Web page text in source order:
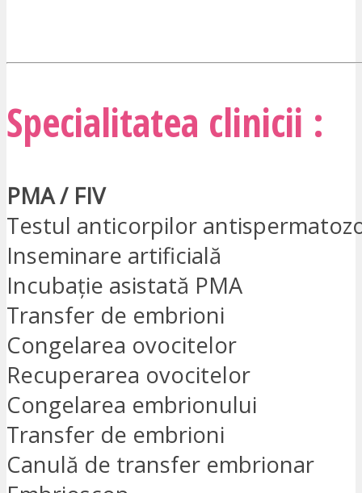
Specialitatea clinicii :
PMA / FIV
Testul anticorpilor
Inseminare artificială
Incubație asistată PMA
Transfer de embrioni
Congelarea ovocitelor
Recuperarea ovocitelor
Congelarea embrionului
Transfer de embrioni
Canulă de transfer embrionar